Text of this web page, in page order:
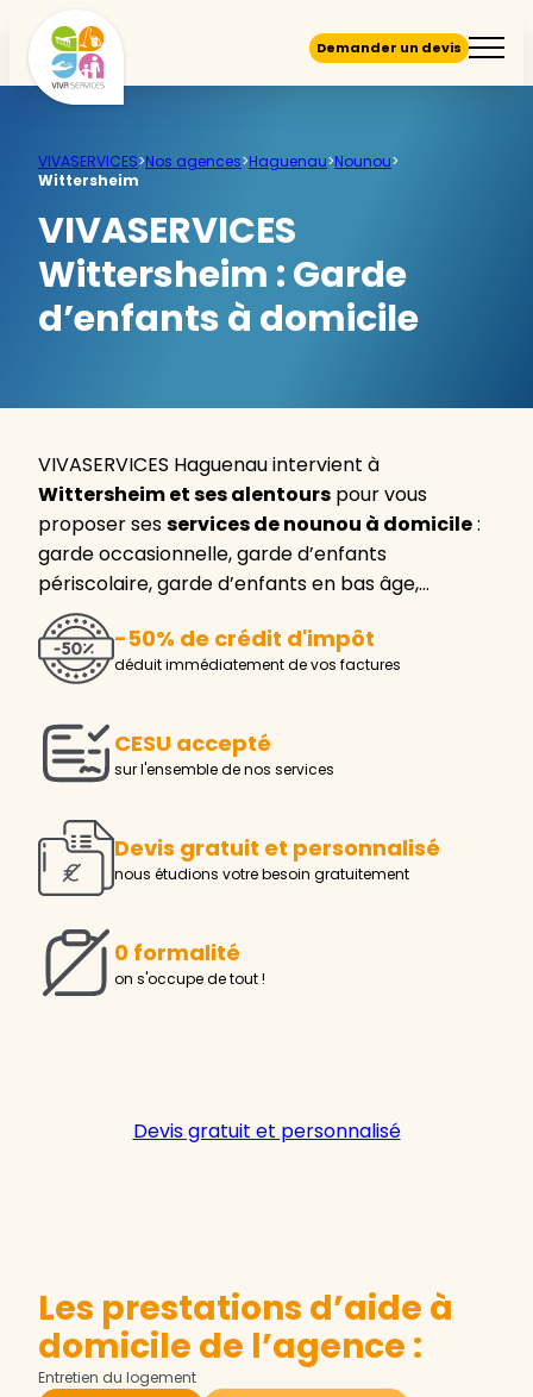
Demander un devis
VIVASERVICES>Nos agences>Haguenau>Nounou>
Wittersheim
VIVASERVICES
Wittersheim :Garde
d’enfants à domicile
VIVASERVICES Haguenau intervient à
Wittersheim et ses alentours pour vous
proposer sesservices de nounou à domicile:
garde occasionnelle, garde d’enfants
périscolaire, garde d’enfants en bas âge,…
-50% de crédit d'impôt
déduit immédiatement de vos factures
CESU accepté
sur l'ensemble de nos services
Devis gratuit et personnalisé
nous étudions votre besoin gratuitement
0 formalité
on s'occupe de tout !
Devis gratuit et personnalisé
Les prestations d’aide à
domicile de l’agence :
Entretien du logement